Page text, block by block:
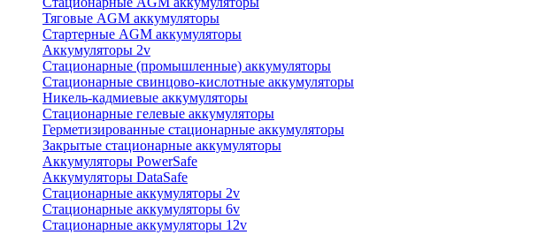
Тяговые AGM аккумуляторы
Стартерные AGM аккумуляторы
Аккумуляторы 2v
Стационарные (промышленные) аккумуляторы
Стационарные свинцово-кислотные аккумуляторы
Никель-кадмиевые аккумуляторы
Стационарные гелевые аккумуляторы
Герметизированные стационарные аккумуляторы
Закрытые стационарные аккумуляторы
Аккумуляторы PowerSafe
Аккумуляторы DataSafe
Стационарные аккумуляторы 2v
Стационарные аккумуляторы 6v
Стационарные аккумуляторы 12v